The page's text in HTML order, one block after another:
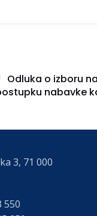
Odluka o izboru
nabavke
3, 71 000
550